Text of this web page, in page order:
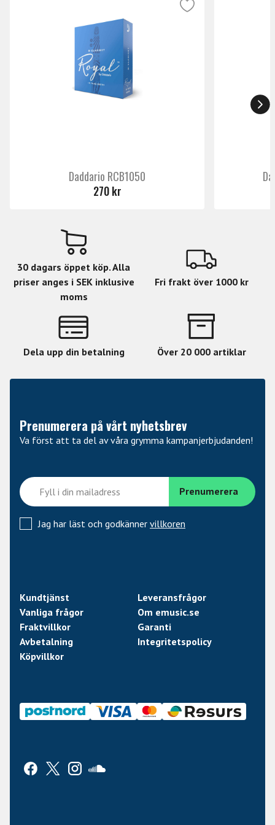
Daddario RCB1050
270 kr
30 dagars öppet köp. Alla
priser anges i SEK inklusive
moms
Fri frakt över 1000 kr
Dela upp din betalning Över 20 000 artiklar
Prenumerera på vårt nyhetsbrev
Va först att ta del av våra grymma kampanjerbjudanden!
Jag har läst och godkänner villkoren
Kundtjänst
Leveransfrågor
Vanliga frågor
Om emusic.se
Fraktvillkor
Garanti
Avbetalning
Integritetspolicy
Köpvillkor